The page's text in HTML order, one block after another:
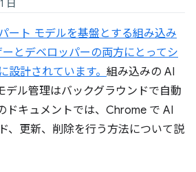
日
ート モデルを基盤とする組み込み
とデベロッパーの両方にとってシ
設計されています。 組み込みの AI
デル管理はバックグラウンドで自動
ドキュメントでは、Chrome で AI
、更新、削除を行う方法について説